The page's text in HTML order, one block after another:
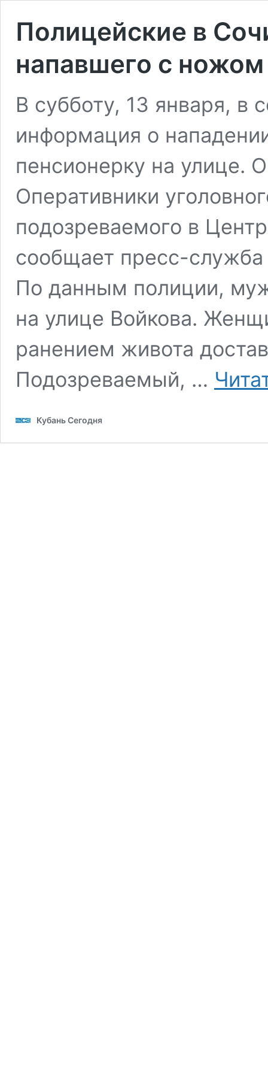
Полицейские в
напавшего с
В субботу, 13 января, в
информация о
пенсионерку на улице.
Оперативники
подозреваемого в
сообщает пресс-
По данным полиции,
на улице Войкова.
ранением живота
Подозреваемый, …
Кубань Сегодня